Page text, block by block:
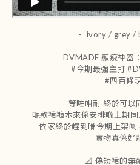
- ivory / grey /
DVMADE 顯瘦神器
#今期最強主打
#四百條
等咗咁耐 終於可
呢款裙褲本來係安排喺上期
依家終於趕到喺今期上架
實物真係好
📐 偽短裙的無